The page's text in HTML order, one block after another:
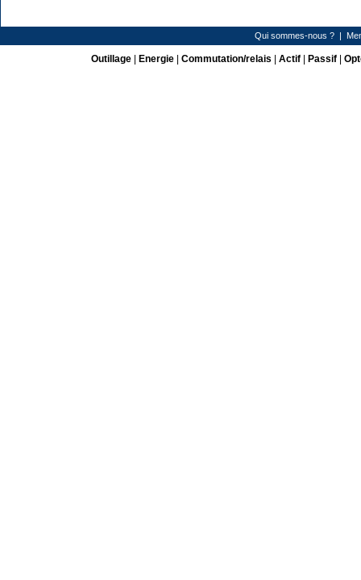
Qui sommes-nous ?|
Outillage| Energie| Commutation/relais Actif| Passif|